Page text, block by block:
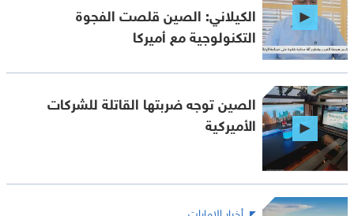
الكيلاني: الصين قلصت الفجوة
التكنولوجية مع أميركا
الصين توجه ضربتها القاتلة للشركات
الأميركية
أخبار الإمارات